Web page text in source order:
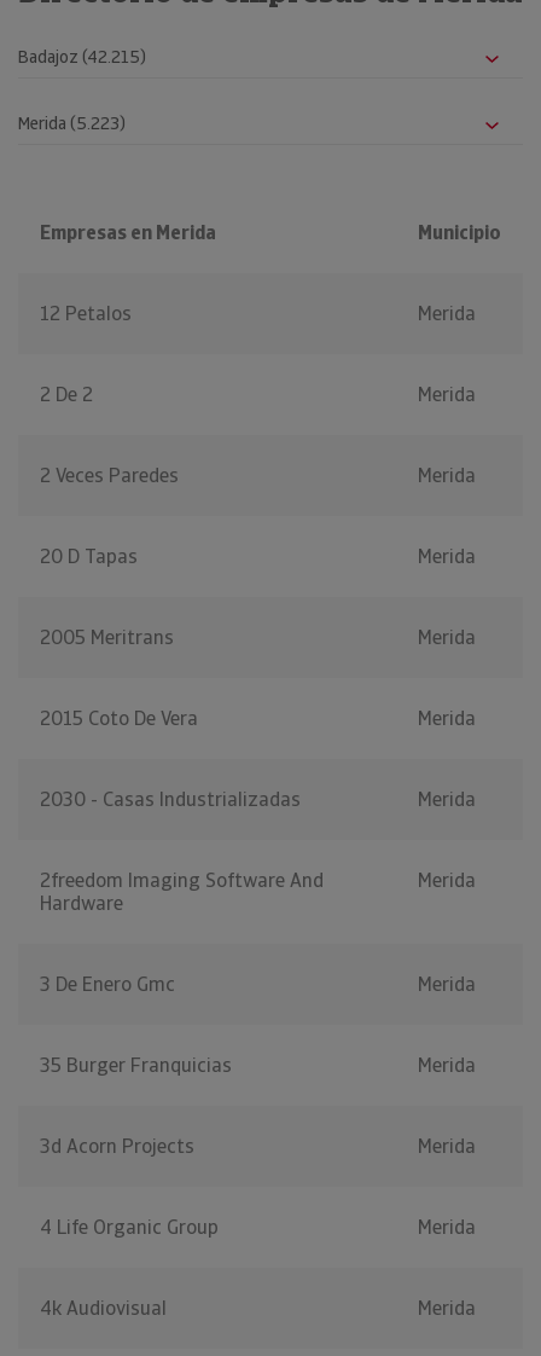
Empresas en Merida Municipio
12 Petalos Merida
2 De 2 Merida
2 Veces Paredes Merida
20 D Tapas Merida
2005 Meritrans Merida
2015 Coto De Vera Merida
2030 - Casas Industrializadas Merida
2freedom Imaging Software And
Hardware
Merida
3 De Enero Gmc Merida
35 Burger Franquicias Merida
3d Acorn Projects Merida
4 Life Organic Group Merida
4k Audiovisual Merida